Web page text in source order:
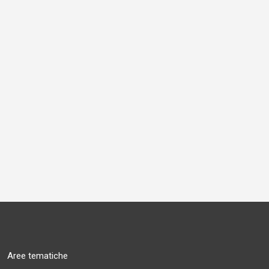
Aree tematiche